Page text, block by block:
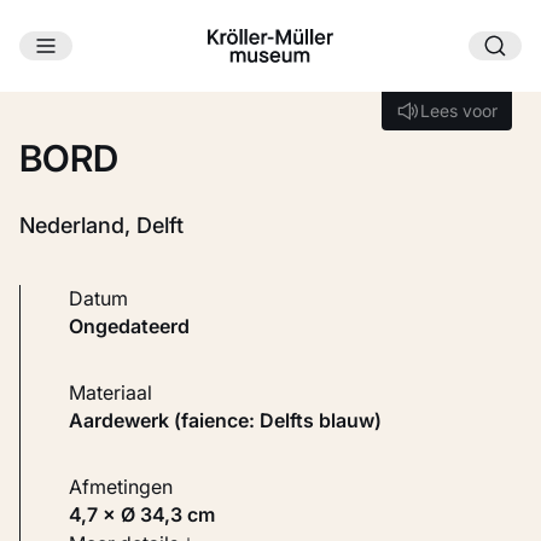
Ga naar hoofdinhoud
Lees voor
Lees voor
BORD
Nederland, Delft
Datum
ongedateerd
Materiaal
Aardewerk (faience: Delfts blauw)
Afmetingen
4,7 × Ø 34,3 cm